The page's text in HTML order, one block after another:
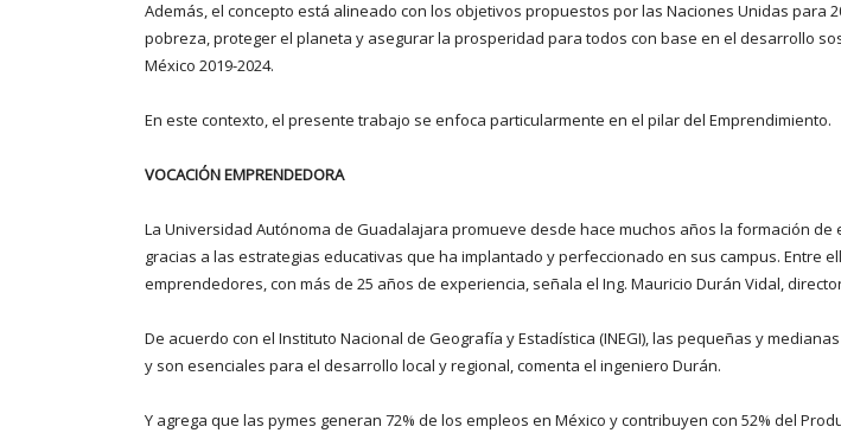
Además, el concepto está alineado con los objetivos propuestos por las Naciones Unidas
pobreza, proteger el planeta y asegurar la prosperidad para todos con base en el desarrollo
México 2019-2024.
En este contexto, el presente trabajo se enfoca particularmente en el pilar del Emprendimiento.
VOCACIÓN EMPRENDEDORA
La Universidad Autónoma de Guadalajara promueve desde hace muchos años la formación
gracias a las estrategias educativas que ha implantado y perfeccionado en sus campus. Entre
emprendedores, con más de 25 años de experiencia, señala el Ing. Mauricio Durán Vidal,
De acuerdo con el Instituto Nacional de Geografía y Estadística (INEGI), las pequeñas y
y son esenciales para el desarrollo local y regional, comenta el ingeniero Durán.
Y agrega que las pymes generan 72% de los empleos en México y contribuyen con 52% del